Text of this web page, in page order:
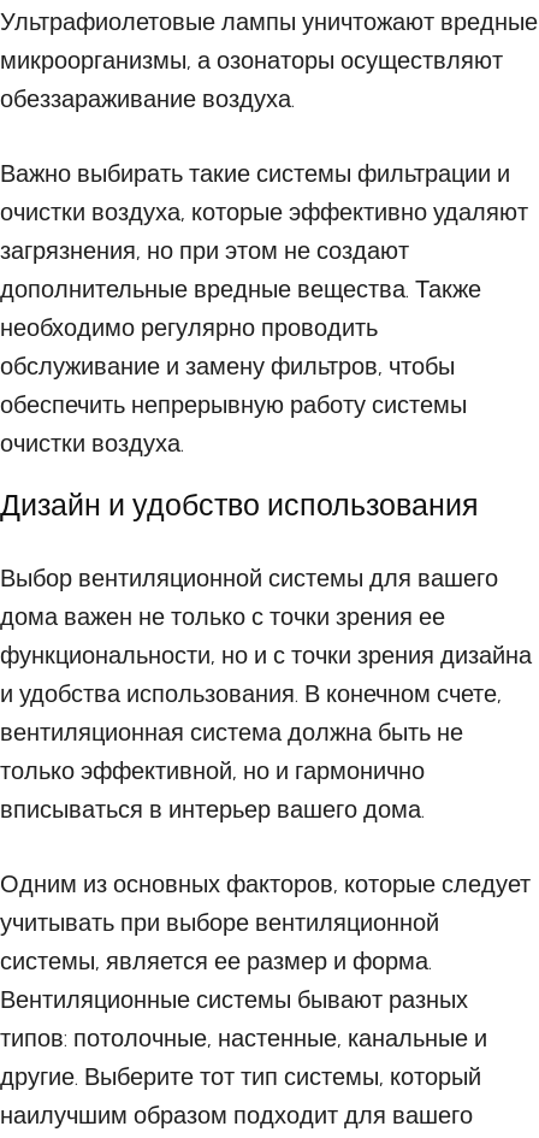
Ультрафиолетовые лампы уничтожают вредные
микроорганизмы, а озонаторы осуществляют
обеззараживание воздуха.
Важно выбирать такие системы фильтрации и
очистки воздуха, которые эффективно удаляют
загрязнения, но при этом не создают
дополнительные вредные вещества. Также
необходимо регулярно проводить
обслуживание и замену фильтров, чтобы
обеспечить непрерывную работу системы
очистки воздуха.
Дизайн и удобство использования
Выбор вентиляционной системы для вашего
дома важен не только с точки зрения ее
функциональности, но и с точки зрения дизайна
и удобства использования. В конечном счете,
вентиляционная система должна быть не
только эффективной, но и гармонично
вписываться в интерьер вашего дома.
Одним из основных факторов, которые следует
учитывать при выборе вентиляционной
системы, является ее размер и форма.
Вентиляционные системы бывают разных
типов: потолочные, настенные, канальные и
другие. Выберите тот тип системы, который
наилучшим образом подходит для вашего